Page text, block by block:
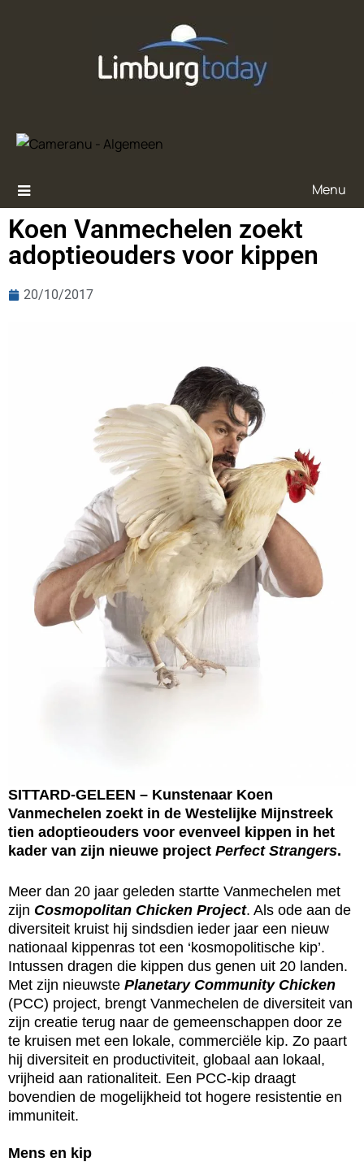
Menu
Koen Vanmechelen zoekt
adoptieouders voor kippen
20/10/2017
SITTARD-GELEEN – Kunstenaar Koen
Vanmechelen zoekt in de Westelijke Mijnstreek
tien adoptieouders voor evenveel kippen in het
kader van zijn nieuwe project Perfect Strangers.
Meer dan 20 jaar geleden startte Vanmechelen met
zijn Cosmopolitan Chicken Project. Als ode aan de
diversiteit kruist hij sindsdien ieder jaar een nieuw
nationaal kippenras tot een ‘kosmopolitische kip’.
Intussen dragen die kippen dus genen uit 20 landen.
Met zijn nieuwste Planetary Community Chicken
(PCC) project, brengt Vanmechelen de diversiteit van
zijn creatie terug naar de gemeenschappen door ze
te kruisen met een lokale, commerciële kip. Zo paart
hij diversiteit en productiviteit, globaal aan lokaal,
vrijheid aan rationaliteit. Een PCC-kip draagt
bovendien de mogelijkheid tot hogere resistentie en
immuniteit.
Mens en kip